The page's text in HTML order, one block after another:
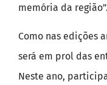
memória da região”.
Como nas edições
será em prol das
Neste ano,